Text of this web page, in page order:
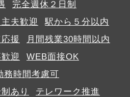
完全週休２日制
夫歓迎
駅から５分以内
援
月間残業30時間以内
迎
WEB面接OK
務時間考慮可
あり テレワーク推進